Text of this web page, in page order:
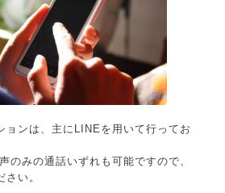
ョンは、主にLINEを用いて行ってお
のみの通話いずれも可能ですので、
さい。